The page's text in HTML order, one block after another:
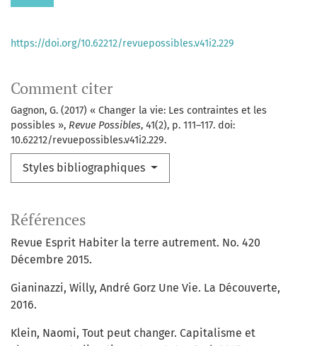
Comment citer
Gagnon, G. (2017) « Changer la vie: Les contraintes et les
possibles », Revue Possibles, 41(2), p. 111–117. doi:
10.62212/revuepossibles.v41i2.229.
Styles bibliographiques
https://doi.org/10.62212/revuepossibles.v41i2.229
Références
Revue Esprit Habiter la terre autrement. No. 420
Décembre 2015.
Gianinazzi, Willy, André Gorz Une Vie. La Découverte,
2016.
Klein, Naomi, Tout peut changer. Capitalisme et